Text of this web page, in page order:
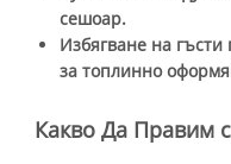
сешоар.
Избягване на гъсти
за топлинно
Какво Да Правим